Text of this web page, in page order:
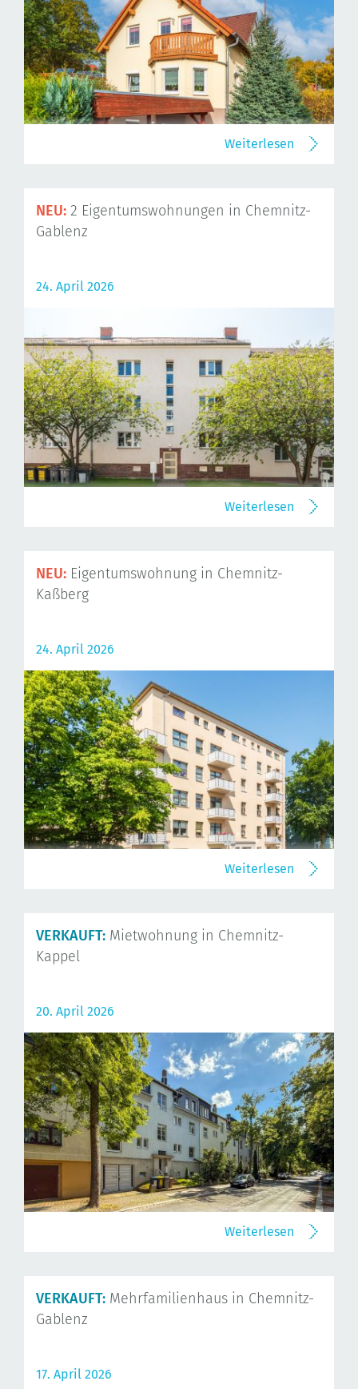
Weiterlesen
NEU: 2 Eigentumswohnungen in Chemnitz-
Gablenz
24. April 2026
Weiterlesen
NEU: Eigentumswohnung in Chemnitz-
Kaßberg
24. April 2026
Weiterlesen
VERKAUFT: Mietwohnung in Chemnitz-
Kappel
20. April 2026
Weiterlesen
VERKAUFT: Mehrfamilienhaus in Chemnitz-
Gablenz
17. April 2026